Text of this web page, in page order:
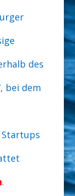
des
bei dem
.